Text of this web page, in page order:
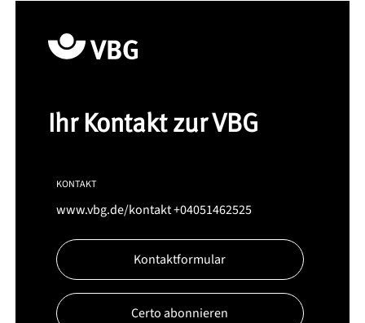
Ihr Kontakt zur VBG
KONTAKT
www.vbg.de/kontakt+04051462525
Kontaktformular
Certo abonnieren